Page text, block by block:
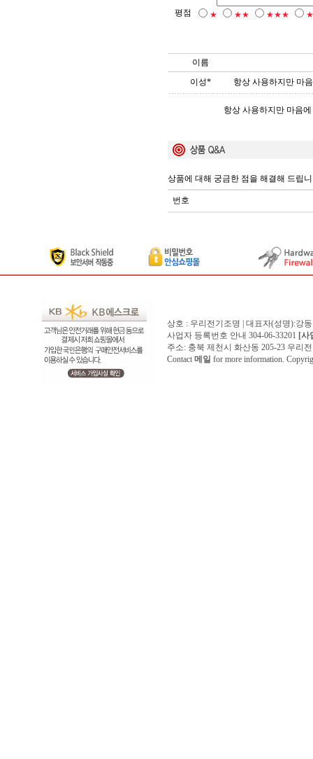
평점 ★ ★★ ★★★
이름
이성*
항상 사용하지만 마
항상 사용하지만 마음
상품에 대해 궁금한 점을 해결해 드립
번호
상호 : 우리전기조명 | 대표자(성명):강
사업자 등록번호 안내 304-06-33201 [사
주소: 충북 제천시 화산동 205-23 우리
Contact 메일 for more information.